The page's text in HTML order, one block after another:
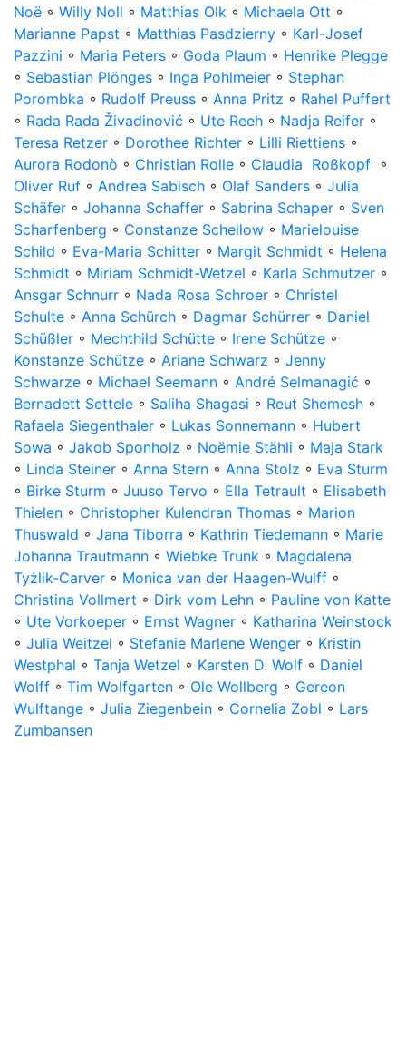
Noë ◦ Willy Noll ◦ Matthias Olk ◦ Michaela Ott ◦
Marianne Papst ◦ Matthias Pasdzierny ◦ Karl-Josef
Pazzini ◦ Maria Peters ◦ Goda Plaum ◦ Henrike Plegge
◦ Sebastian Plönges ◦ Inga Pohlmeier ◦ Stephan
Porombka ◦ Rudolf Preuss ◦ Anna Pritz ◦ Rahel Puffert
◦ Rada Rada Živadinović ◦ Ute Reeh ◦ Nadja Reifer ◦
Teresa Retzer ◦ Dorothee Richter ◦ Lilli Riettiens ◦
Aurora Rodonò ◦ Christian Rolle ◦ Claudia Roßkopf ◦
Oliver Ruf ◦ Andrea Sabisch ◦ Olaf Sanders ◦ Julia
Schäfer ◦ Johanna Schaffer ◦ Sabrina Schaper ◦ Sven
Scharfenberg ◦ Constanze Schellow ◦ Marielouise
Schild ◦ Eva-Maria Schitter ◦ Margit Schmidt ◦ Helena
Schmidt ◦ Miriam Schmidt-Wetzel ◦ Karla Schmutzer ◦
Ansgar Schnurr ◦ Nada Rosa Schroer ◦ Christel
Schulte ◦ Anna Schürch ◦ Dagmar Schürrer ◦ Daniel
Schüßler ◦ Mechthild Schütte ◦ Irene Schütze ◦
Konstanze Schütze ◦ Ariane Schwarz ◦ Jenny
Schwarze ◦ Michael Seemann ◦ André Selmanagić ◦
Bernadett Settele ◦ Saliha Shagasi ◦ Reut Shemesh ◦
Rafaela Siegenthaler ◦ Lukas Sonnemann ◦ Hubert
Sowa ◦ Jakob Sponholz ◦ Noëmie Stähli ◦ Maja Stark
◦ Linda Steiner ◦ Anna Stern ◦ Anna Stolz ◦ Eva Sturm
◦ Birke Sturm ◦ Juuso Tervo ◦ Ella Tetrault ◦ Elisabeth
Thielen ◦ Christopher Kulendran Thomas ◦ Marion
Thuswald ◦ Jana Tiborra ◦ Kathrin Tiedemann ◦ Marie
Johanna Trautmann ◦ Wiebke Trunk ◦ Magdalena
Tyżlik-Carver ◦ Monica van der Haagen-Wulff ◦
Christina Vollmert ◦ Dirk vom Lehn ◦ Pauline von Katte
◦ Ute Vorkoeper ◦ Ernst Wagner ◦ Katharina Weinstock
◦ Julia Weitzel ◦ Stefanie Marlene Wenger ◦ Kristin
Westphal ◦ Tanja Wetzel ◦ Karsten D. Wolf ◦ Daniel
Wolff ◦ Tim Wolfgarten ◦ Ole Wollberg ◦ Gereon
Wulftange ◦ Julia Ziegenbein ◦ Cornelia Zobl ◦ Lars
Zumbansen